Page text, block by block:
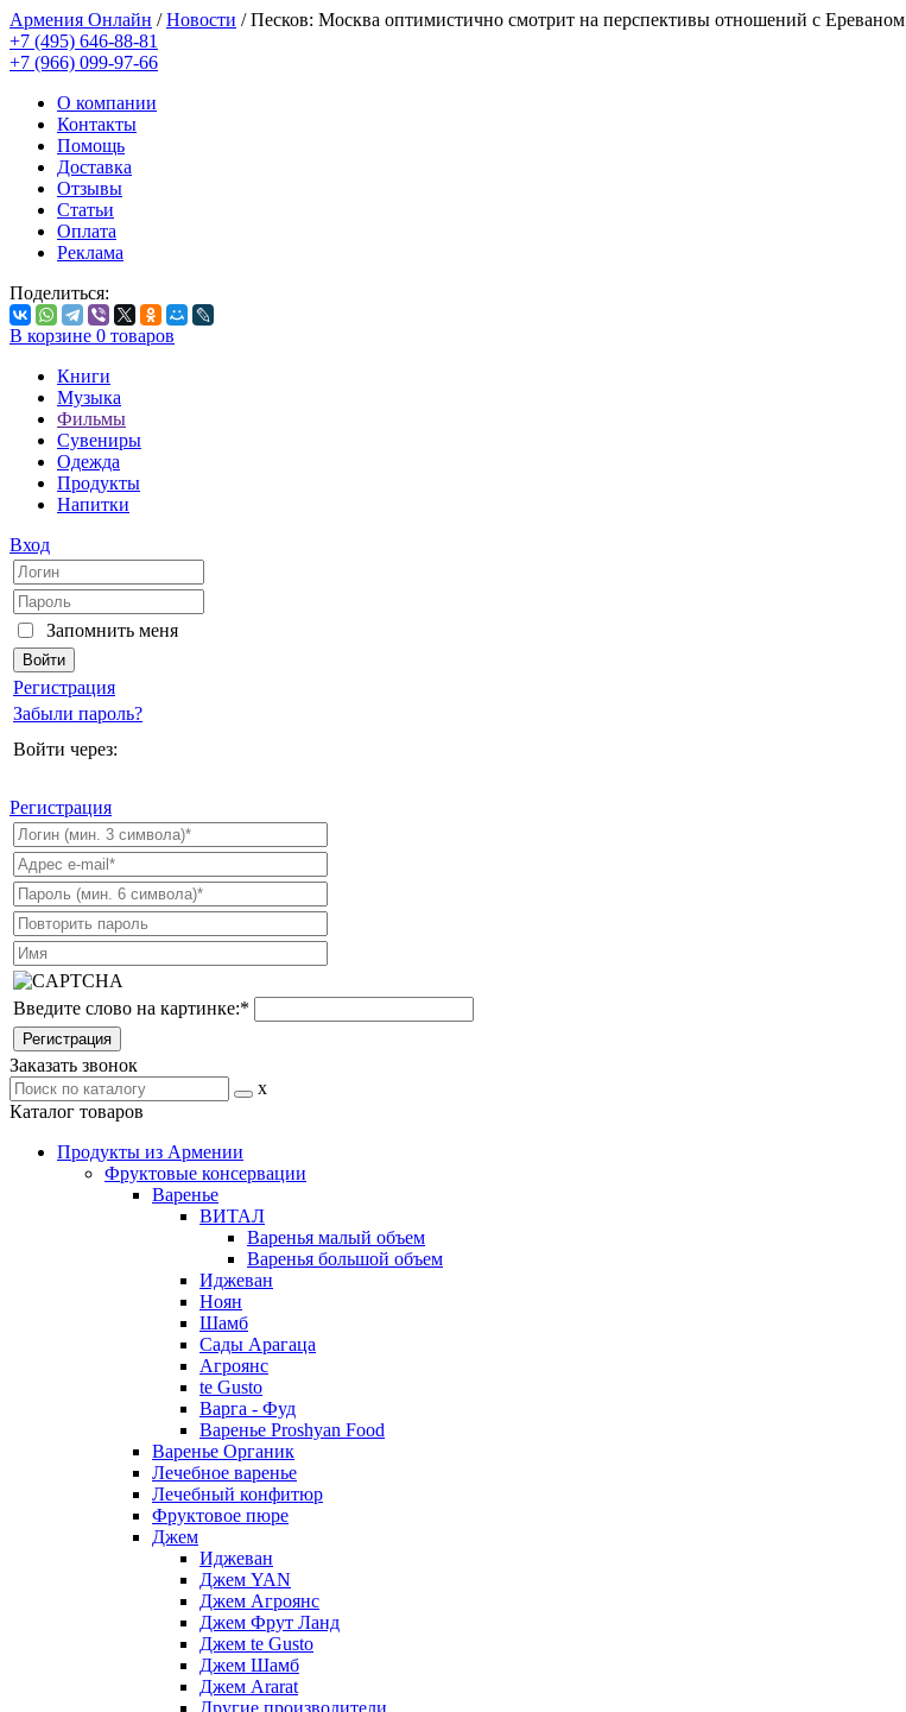
Армения Онлайн /Новости /Песков: Москва оптимистично смотрит на перспективы отношений с Ереваном
+7 (495) 646-88-81
+7 (966) 099-97-66
О компании
Контакты
Помощь
Доставка
Отзывы
Статьи
Оплата
Реклама
Поделиться:
В корзине 0 товаров
Книги
Музыка
Фильмы
Сувениры
Одежда
Продукты
Напитки
Вход
Запомнить меня
Регистрация
Забыли пароль?
Войти через:
Регистрация
Введите слово на картинке:*
Заказать звонок
x
Каталог товаров
Продукты из Армении
Фруктовые консервации
Варенье
ВИТАЛ
Варенья малый объем
Варенья большой объем
Иджеван
Ноян
Шамб
Сады Арагаца
Агроянс
te Gusto
Варга - Фуд
Варенье Proshyan Food
Варенье Органик
Лечебное варенье
Лечебный конфитюр
Фруктовое пюре
Джем
Иджеван
Джем YAN
Джем Агроянс
Джем Фрут Ланд
Джем te Gusto
Джем Шамб
Джем Ararat
Другие производители